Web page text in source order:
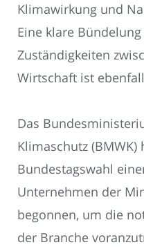
Klimawirkung und
Eine klare
Zuständigkeiten
Wirtschaft ist
Das
Klimaschutz
Bundestagswahl
Unternehmen der
begonnen, um die
der Branche